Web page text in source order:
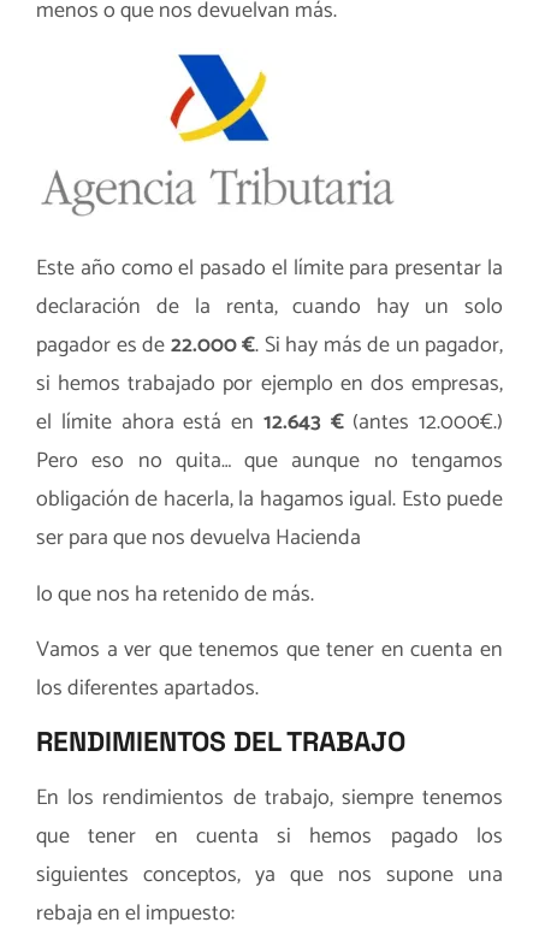
menos o que nos devuelvan más.
Este año como el pasado el límite para presentar la
declaración de la renta, cuando hay un solo
pagador es de22.000 €. Si hay más de un pagador,
si hemos trabajado por ejemplo en dos empresas,
el límite ahora está en 12.643 €(antes 12.000€.)
Pero eso no quita… que aunque no tengamos
obligación de hacerla, la hagamos igual. Esto puede
ser para que nos devuelva Hacienda
lo que nos ha retenido de más.
Vamos a ver que tenemos que tener en cuenta en
los diferentes apartados.
RENDIMIENTOS DEL TRABAJO
En los rendimientos de trabajo, siempre tenemos
que tener en cuenta si hemos pagado los
siguientes conceptos, ya que nos supone una
rebaja en el impuesto: